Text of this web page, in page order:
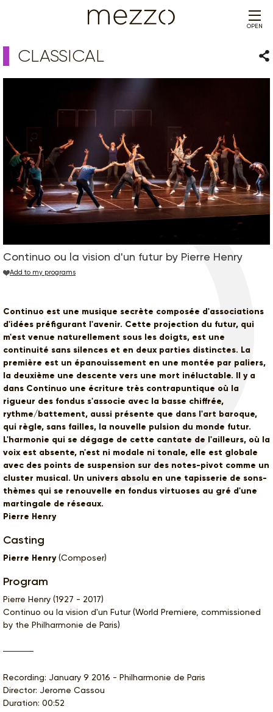
OPEN
CLASSICAL
Continuo ou la vision d'un futur by Pierre Henry
Add to my programs
Continuo est une musique secrète composée d'associations
d'idées préfigurant l'avenir. Cette projection du futur, qui
m'est venue naturellement sous les doigts, est une
continuité sans silences et en deux parties distinctes. La
première est un épanouissement en une montée par paliers,
la deuxième une descente vers une mort inéluctable. Il y a
dans Continuo une écriture très contrapuntique où la
rigueur des fondus s'associe avec la basse chiffrée,
rythme/battement, aussi présente que dans l'art baroque,
qui règle, sans failles, la nouvelle pulsion du monde futur.
L'harmonie qui se dégage de cette cantate de l'ailleurs, où la
voix est absente, n'est ni modale ni tonale, elle est globale
avec des points de suspension sur des notes-pivot comme un
cluster musical. Un univers absolu en une tapisserie de sons-
thèmes qui se renouvelle en fondus virtuoses au gré d'une
martingale de réseaux.
Pierre Henry
Casting
Pierre Henry(Composer)
Program
Pierre Henry (1927 - 2017)
Continuo ou la vision d'un Futur (World Premiere, commissioned
by the Philharmonie de Paris)
Recording: January 9 2016 - Philharmonie de Paris
Director: Jerome Cassou
Duration: 00:52